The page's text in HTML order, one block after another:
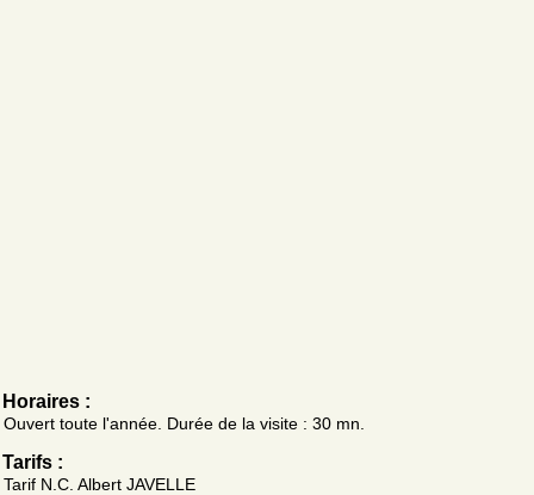
Horaires :
Ouvert toute l'année. Durée de la visite : 30 mn.
Tarifs :
Tarif N.C. Albert JAVELLE